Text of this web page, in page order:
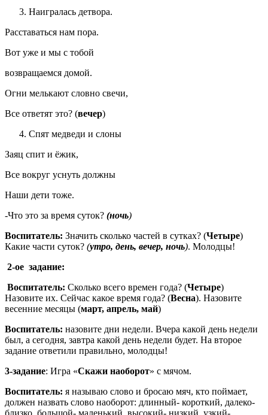
Наигралась детвора.
Расставаться нам пора.
Вот уже и мы с тобой
возвращаемся домой.
Огни мелькают словно свечи,
Все ответят это? (вечер)
Спят медведи и слоны
Заяц спит и ёжик,
Все вокруг уснуть должны
Наши дети тоже.
-Что это за время суток? (ночь)
Воспитатель: Значить сколько частей в сутках? (Четыре)
Какие части суток? (утро, день, вечер, ночь). Молодцы!
2-ое задание:
Воспитатель: Сколько всего времен года? (Четыре)
Назовите их. Сейчас какое время года? (Весна). Назовите
весенние месяцы (март, апрель, май)
Воспитатель: назовите дни недели. Вчера какой день недели
был, а сегодня, завтра какой день недели будет. На второе
задание ответили правильно, молодцы!
3-задание: Игра «Скажи наоборот» с мячом.
Воспитатель: я называю слово и бросаю мяч, кто поймает,
должен назвать слово наоборот: длинный- короткий, далеко-